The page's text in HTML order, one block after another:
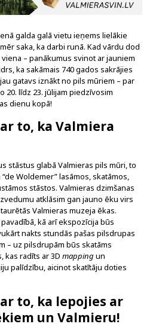
galda galā vietu ieņems lielākie
saka, ka darbi runā. Kad vārdu dod
– panākumus svinot ar jauniem
ka sakāmais 740 gados sakrājies
gatavs iznākt no pils mūriem – par
20. līdz 23. jūlijam piedzīvosim
dienu kopā!
to, ka Valmiera
stāstus glabā Valmieras pils mūri, to
Woldemer” lasāmos, skatāmos,
stāstos. Valmieras dzimšanas
atklāsim gan jauno ēku virs
Valmieras muzeja ēkas.
kā arī ekspozīcija būs
nakts stundās pašas pilsdrupas
– uz pilsdrupām būs skatāms
kas radīts ar 3D mapping un
palīdzību, aicinot skatītāju doties
to, ka lepojies ar
un Valmieru!